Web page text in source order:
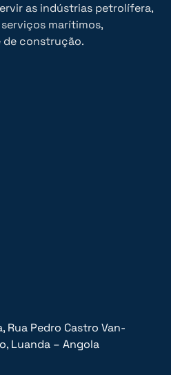
as indústrias petrolífera,
marítimos,
de construção.
Rua Pedro Castro Van-
Luanda – Angola